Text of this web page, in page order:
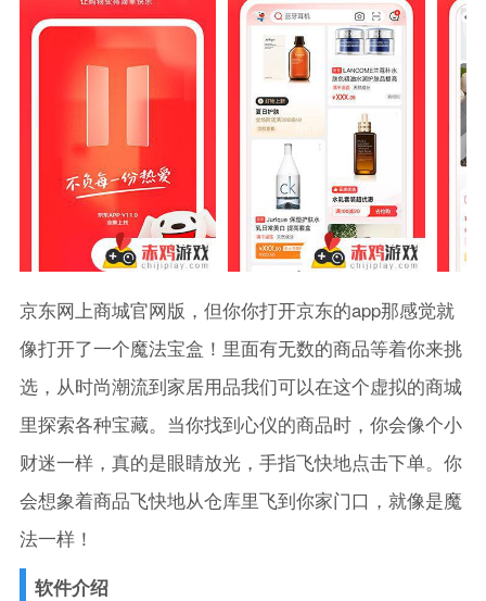
京东网上商城官网版，但你你打开京东的app那感觉就
像打开了一个魔法宝盒！里面有无数的商品等着你来挑
选，从时尚潮流到家居用品我们可以在这个虚拟的商城
里探索各种宝藏。当你找到心仪的商品时，你会像个小
财迷一样，真的是眼睛放光，手指飞快地点击下单。你
会想象着商品飞快地从仓库里飞到你家门口，就像是魔
法一样！
软件介绍